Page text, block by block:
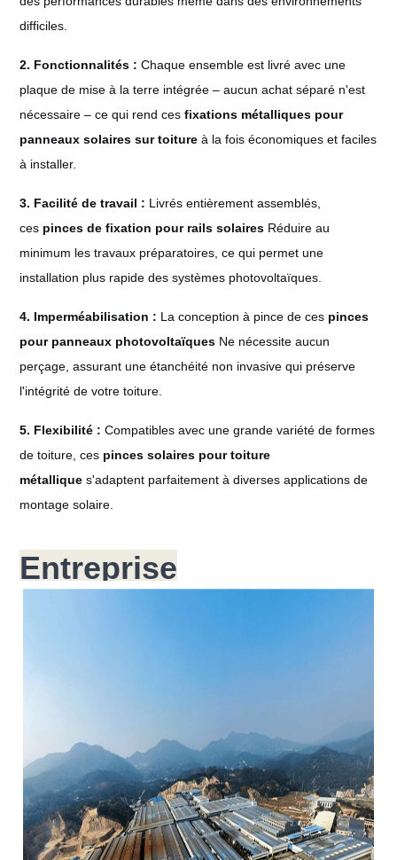
difficiles.
2. Fonctionnalités : Chaque ensemble est livré avec une
plaque de mise à la terre intégrée – aucun achat séparé n'est
nécessaire – ce qui rend cesfixations métalliques pour
panneaux solaires sur toiture à la fois économiques et faciles
à installer.
3. Facilité de travail : Livrés entièrement assemblés,
ces pinces de fixation pour rails solaires Réduire au
minimum les travaux préparatoires, ce qui permet une
installation plus rapide des systèmes photovoltaïques.
4. Imperméabilisation : La conception à pince de ces pinces
pour panneaux photovoltaïques Ne nécessite aucun
perçage, assurant une étanchéité non invasive qui préserve
l'intégrité de votre toiture.
5. Flexibilité : Compatibles avec une grande variété de formes
de toiture, ces pinces solaires pour toiture
métallique s'adaptent parfaitement à diverses applications de
montage solaire.
Entreprise